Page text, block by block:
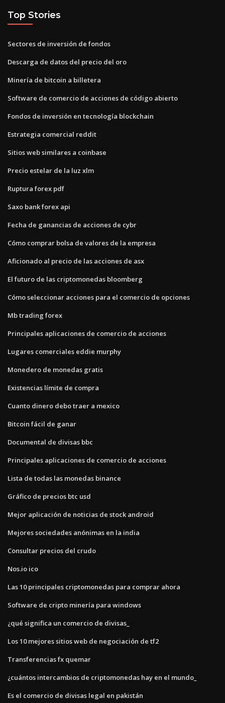
Top Stories
Sectores de inversión de fondos
Descarga de datos del precio del oro
Minería de bitcoin a billetera
Software de comercio de acciones de código abierto
Fondos de inversión en tecnología blockchain
Estrategia comercial reddit
Sitios web similares a coinbase
Precio estelar de la luz xlm
Ruptura forex pdf
Saxo bank forex api
Fecha de ganancias de acciones de cybr
Cómo comprar bolsa de valores de la empresa
Aficionado al precio de las acciones de asx
El futuro de las criptomonedas bloomberg
Cómo seleccionar acciones para el comercio de opciones
Mb trading forex
Principales aplicaciones de comercio de acciones
Lugares comerciales eddie murphy
Monedero de monedas gratis
Existencias límite de compra
Cuanto dinero debo traer a mexico
Bitcoin fácil de ganar
Documental de divisas bbc
Principales aplicaciones de comercio de acciones
Lista de todas las monedas binance
Gráfico de precios btc usd
Mejor aplicación de noticias de stock android
Mejores sociedades anónimas en la india
Consultar precios del crudo
Nos.io ico
Las 10 principales criptomonedas para comprar ahora
Software de cripto minería para windows
¿qué significa un comercio de divisas_
Los 10 mejores sitios web de negociación de tf2
Transferencias fx quemar
¿cuántos intercambios de criptomonedas hay en el mundo_
Es el comercio de divisas legal en pakistán